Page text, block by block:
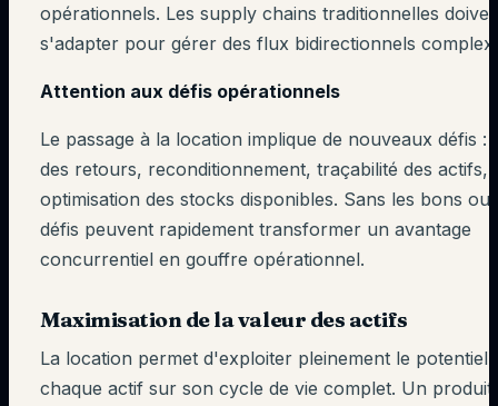
opérationnels. Les supply chains traditionnelles
s'adapter pour gérer des flux bidirectionnels
Attention aux défis opérationnels
Le passage à la location implique de nouveaux défis :
des retours, reconditionnement, traçabilité des actifs,
optimisation des stocks disponibles. Sans les bons
défis peuvent rapidement transformer un avantage
concurrentiel en gouffre opérationnel.
Maximisation de la valeur des actifs
La location permet d'exploiter pleinement le potentiel
chaque actif sur son cycle de vie complet. Un produit